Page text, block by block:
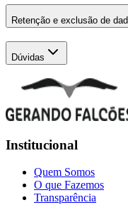
Retenção e exclusão de
Dúvidas
Institucional
Quem Somos
O que Fazemos
Transparência